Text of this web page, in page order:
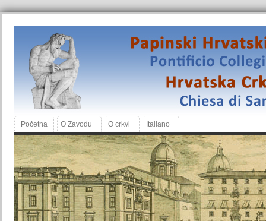
Početna O Zavodu O crkvi Italiano